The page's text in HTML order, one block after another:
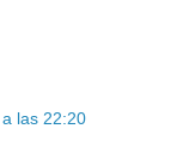
las 22:20